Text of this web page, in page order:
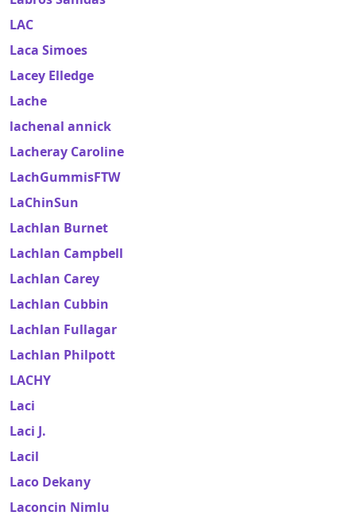
LAC
Laca Simoes
Lacey Elledge
Lache
lachenal annick
Lacheray Caroline
LachGummisFTW
LaChinSun
Lachlan Burnet
Lachlan Campbell
Lachlan Carey
Lachlan Cubbin
Lachlan Fullagar
Lachlan Philpott
LACHY
Laci
Laci J.
Lacil
Laco Dekany
Laconcin Nimlu